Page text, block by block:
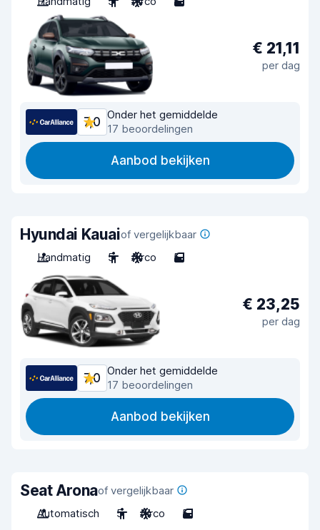
€ 21,11
per dag
7,0
Onder het gemiddelde
17 beoordelingen
Aanbod bekijken
Hyundai Kauaiof vergelijkbaar
Handmatig
5 Airco 5
€ 23,25
per dag
7,0
Onder het gemiddelde
17 beoordelingen
Aanbod bekijken
Seat Aronaof vergelijkbaar
Automatisch
5 Airco 5